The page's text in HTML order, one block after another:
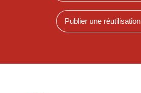
Publier une réutilisation